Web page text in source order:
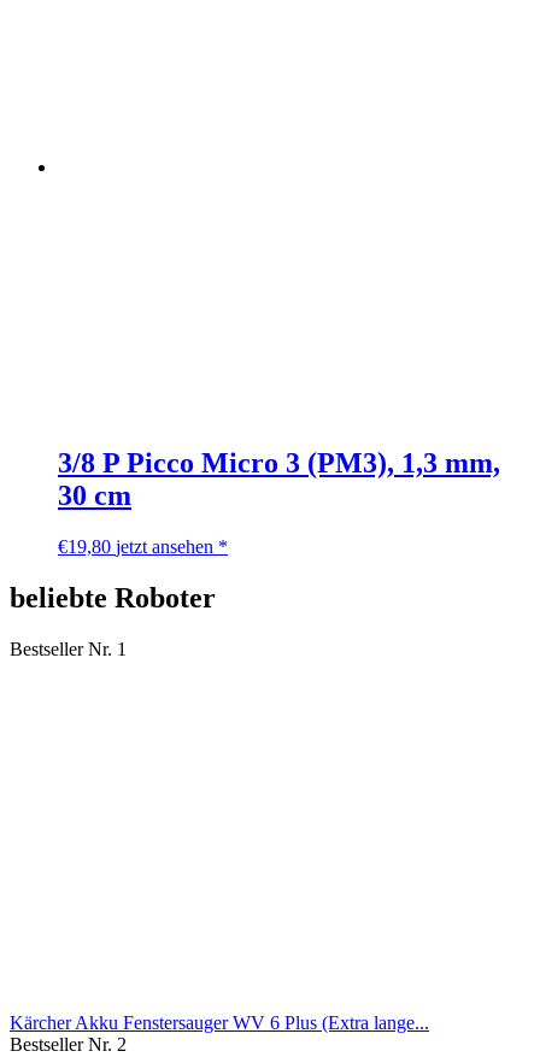
3/8 P Picco Micro 3 (PM3), 1,3 mm,
30 cm
€19,80 jetzt ansehen *
beliebte Roboter
Bestseller Nr. 1
Kärcher Akku Fenstersauger WV 6 Plus (Extra lange...
Bestseller Nr. 2